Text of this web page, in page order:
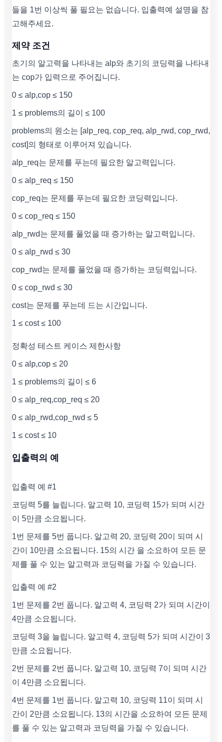
들을 1번 이상씩 풀 필요는 없습니다. 입출력예 설명을 참
고해주세요.
제약 조건
초기의 알고력을 나타내는 alp와 초기의 코딩력을 나타내
는 cop가 입력으로 주어집니다.
0 ≤ alp,cop ≤ 150
1 ≤ problems의 길이 ≤ 100
problems의 원소는 [alp_req, cop_req, alp_rwd, cop_rwd,
cost]의 형태로 이루어져 있습니다.
alp_req는 문제를 푸는데 필요한 알고력입니다.
0 ≤ alp_req ≤ 150
cop_req는 문제를 푸는데 필요한 코딩력입니다.
0 ≤ cop_req ≤ 150
alp_rwd는 문제를 풀었을 때 증가하는 알고력입니다.
0 ≤ alp_rwd ≤ 30
cop_rwd는 문제를 풀었을 때 증가하는 코딩력입니다.
0 ≤ cop_rwd ≤ 30
cost는 문제를 푸는데 드는 시간입니다.
1 ≤ cost ≤ 100
정확성 테스트 케이스 제한사항
0 ≤ alp,cop ≤ 20
1 ≤ problems의 길이 ≤ 6
0 ≤ alp_req,cop_req ≤ 20
0 ≤ alp_rwd,cop_rwd ≤ 5
1 ≤ cost ≤ 10
입출력의 예
입출력 예 #1
코딩력 5를 늘립니다. 알고력 10, 코딩력 15가 되며 시간
이 5만큼 소요됩니다.
1번 문제를 5번 풉니다. 알고력 20, 코딩력 20이 되며 시
간이 10만큼 소요됩니다. 15의 시간 을 소요하여 모든 문
제를 풀 수 있는 알고력과 코딩력을 가질 수 있습니다.
입출력 예 #2
1번 문제를 2번 풉니다. 알고력 4, 코딩력 2가 되며 시간이
4만큼 소요됩니다.
코딩력 3을 늘립니다. 알고력 4, 코딩력 5가 되며 시간이 3
만큼 소요됩니다.
2번 문제를 2번 풉니다. 알고력 10, 코딩력 7이 되며 시간
이 4만큼 소요됩니다.
4번 문제를 1번 풉니다. 알고력 10, 코딩력 11이 되며 시
간이 2만큼 소요됩니다. 13의 시간을 소요하여 모든 문제
를 풀 수 있는 알고력과 코딩력을 가질 수 있습니다.